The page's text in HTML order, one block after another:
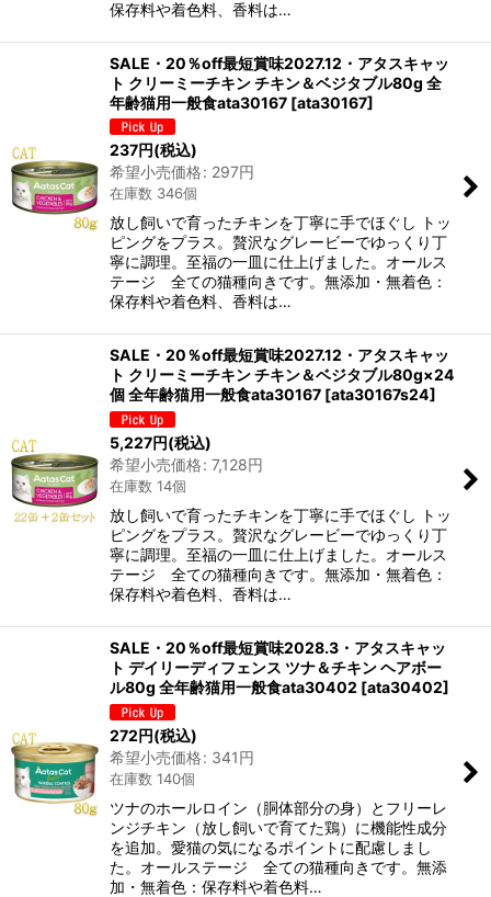
保存料や着色料、香料は…
SALE・20％off最短賞味2027.12・アタスキャッ
ト クリーミーチキン チキン＆ベジタブル80g 全
年齢猫用一般食ata30167 [ata30167]
237円(税込)
希望小売価格: 297円
在庫数 346個
放し飼いで育ったチキンを丁寧に手でほぐし トッ
ピングをプラス。贅沢なグレービーでゆっくり丁
寧に調理。至福の一皿に仕上げました。オールス
テージ 全ての猫種向きです。無添加・無着色：
保存料や着色料、香料は…
SALE・20％off最短賞味2027.12・アタスキャッ
ト クリーミーチキン チキン＆ベジタブル80g×24
個 全年齢猫用一般食ata30167 [ata30167s24]
5,227円(税込)
希望小売価格: 7,128円
在庫数 14個
放し飼いで育ったチキンを丁寧に手でほぐし トッ
ピングをプラス。贅沢なグレービーでゆっくり丁
寧に調理。至福の一皿に仕上げました。オールス
テージ 全ての猫種向きです。無添加・無着色：
保存料や着色料、香料は…
SALE・20％off最短賞味2028.3・アタスキャッ
ト デイリーディフェンス ツナ＆チキン ヘアボー
ル80g 全年齢猫用一般食ata30402 [ata30402]
272円(税込)
希望小売価格: 341円
在庫数 140個
ツナのホールロイン（胴体部分の身）とフリーレ
ンジチキン（放し飼いで育てた鶏）に機能性成分
を追加。愛猫の気になるポイントに配慮しまし
た。オールステージ 全ての猫種向きです。無添
加・無着色：保存料や着色料…